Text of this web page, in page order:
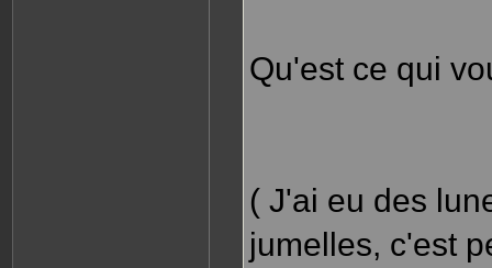
Qu'est ce qui
( J'ai eu des
jumelles, c'est